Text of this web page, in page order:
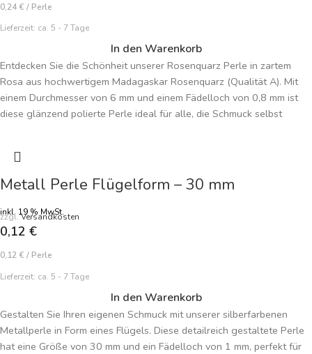
0,24 € / Perle
Lieferzeit: ca. 5 - 7 Tage
In den Warenkorb
Entdecken Sie die Schönheit unserer Rosenquarz Perle in zartem
Rosa aus hochwertigem Madagaskar Rosenquarz (Qualität A). Mit
einem Durchmesser von 6 mm und einem Fädelloch von 0,8 mm ist
diese glänzend polierte Perle ideal für alle, die Schmuck selbst
individuelle Schmuckstücke. Preisangabe je Perle.
Metall Perle Flügelform – 30 mm
inkl. 19 % MwSt.
zzgl.Versandkosten
0,12 €
0,12 € / Perle
Lieferzeit: ca. 5 - 7 Tage
In den Warenkorb
Gestalten Sie Ihren eigenen Schmuck mit unserer silberfarbenen
Metallperle in Form eines Flügels. Diese detailreich gestaltete Perle
hat eine Größe von 30 mm und ein Fädelloch von 1 mm, perfekt für